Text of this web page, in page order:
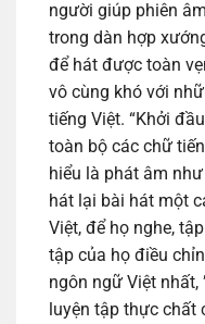
người giúp phiên
trong dàn hợp
để hát được toàn
vô cùng khó với
tiếng Việt. “Khởi
toàn bộ các chữ
hiểu là phát âm
hát lại bài hát một
Việt, để họ nghe,
tập của họ điều
ngôn ngữ Việt
luyện tập thực chất